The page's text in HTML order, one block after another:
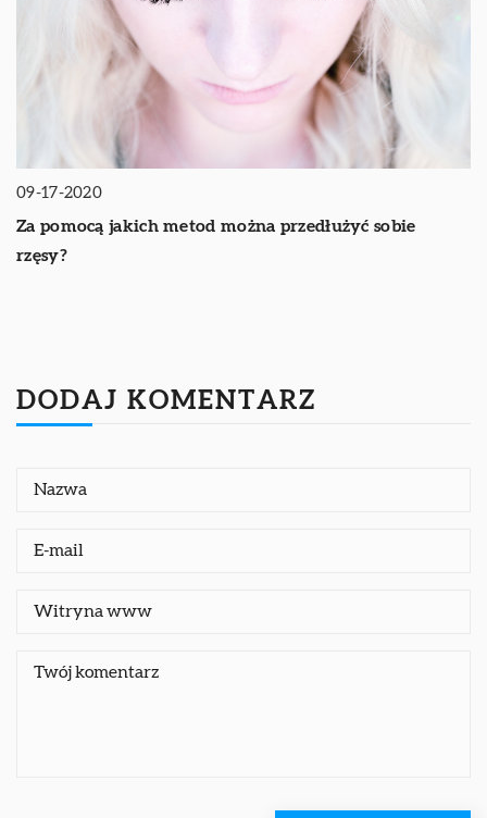
09-17-2020
Za pomocą jakich metod można przedłużyć sobie
rzęsy?
DODAJ KOMENTARZ